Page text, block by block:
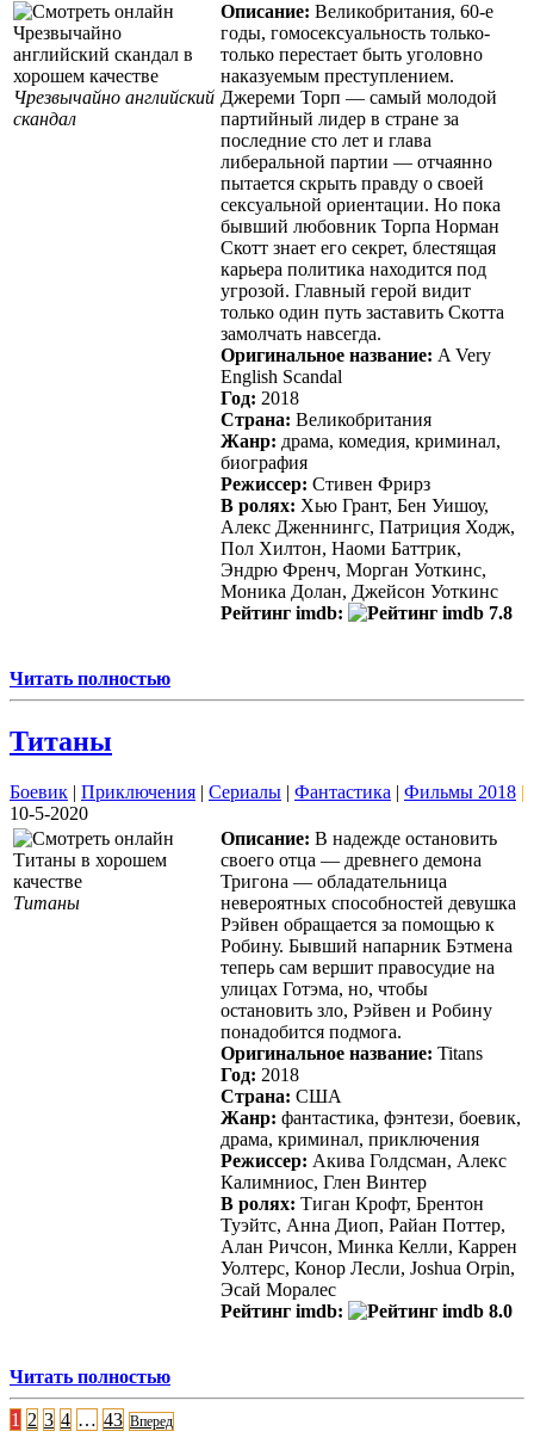
Чрезвычайно английский
скандал
Описание: Великобритания, 60-е
годы, гомосексуальность только-
только перестает быть уголовно
наказуемым преступлением.
Джереми Торп — самый молодой
партийный лидер в стране за
последние сто лет и глава
либеральной партии — отчаянно
пытается скрыть правду о своей
сексуальной ориентации. Но пока
бывший любовник Торпа Норман
Скотт знает его секрет, блестящая
карьера политика находится под
угрозой. Главный герой видит
только один путь заставить Скотта
замолчать навсегда.
Оригинальное название: A Very
English Scandal
Год: 2018
Страна: Великобритания
Жанр: драма, комедия, криминал,
биография
Режиссер: Стивен Фрирз
В ролях: Хью Грант, Бен Уишоу,
Алекс Дженнингс, Патриция Ходж,
Пол Хилтон, Наоми Баттрик,
Эндрю Френч, Морган Уоткинс,
Моника Долан, Джейсон Уоткинс
Рейтинг imdb:
7.8
Читать полностью
Титаны
Боевик | Приключения | Сериалы | Фантастика | Фильмы 2018 |
10-5-2020
Титаны
Описание: В надежде остановить
своего отца — древнего демона
Тригона — обладательница
невероятных способностей девушка
Рэйвен обращается за помощью к
Робину. Бывший напарник Бэтмена
теперь сам вершит правосудие на
улицах Готэма, но, чтобы
остановить зло, Рэйвен и Робину
понадобится подмога.
Оригинальное название: Titans
Год: 2018
Страна: США
Жанр: фантастика, фэнтези, боевик,
драма, криминал, приключения
Режиссер: Акива Голдсман, Алекс
Калимниос, Глен Винтер
В ролях: Тиган Крофт, Брентон
Туэйтс, Анна Диоп, Райан Поттер,
Алан Ричсон, Минка Келли, Каррен
Уолтерс, Конор Лесли, Joshua Orpin,
Эсай Моралес
Рейтинг imdb:
8.0
Читать полностью
Пагинация
1 2 3 4 … 43 Вперед